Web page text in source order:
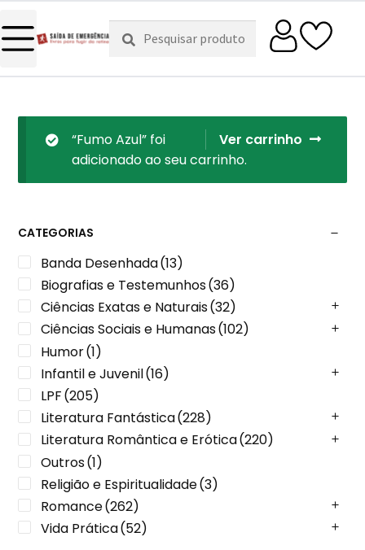
Pesquisar
por:
Pesquisa
Ver carrinho
“Fumo Azul” foi
adicionado ao seu carrinho.
CATEGORIAS
Banda Desenhada(13)
Biografias e Testemunhos(36)
Ciências Exatas e Naturais(32)
Ciências Sociais e Humanas(102)
Humor(1)
Infantil e Juvenil(16)
LPF(205)
Literatura Fantástica(228)
Literatura Romântica e Erótica(220)
Outros(1)
Religião e Espiritualidade(3)
Romance(262)
Vida Prática(52)